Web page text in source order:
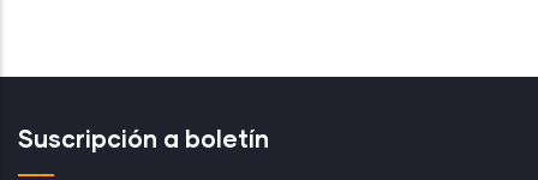
Suscripción a boletín